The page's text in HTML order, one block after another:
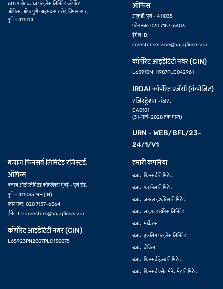
6th फ्लोर बजाज फाइनेंस लिमिटेड कॉर्पोरेट
ऑफिस, ऑफ पुणे-अहमदनगर रोड, विमान नगर,
पुणे - 411014
ऑफिस
आकुर्डी, पुणे - 411035
फोन नंबर: 020 7157-6403
ईमेल ID:
investor.service@bajajfinserv.in
कॉर्पोरेट आइडेंटिटी नंबर (CIN)
L65910MH1987PLC042961
IRDAI कॉर्पोरेट एजेंसी (कंपोजिट)
रजिस्ट्रेशन नंबर.
CA0101
(31-मार्च-2028 तक मान्य)
URN - WEB/BFL/23-
24/1/V1
बजाज फिनसर्व लिमिटेड रजिस्टर्ड.
ऑफिस
बजाज ऑटो लिमिटेड कॉम्प्लेक्स मुंबई - पुणे रोड,
पुणे - 411035 MH (IN)
फोन नंबर: 020 7157-6064
ईमेल ID: investors@bajajfinserv.in
कॉर्पोरेट आइडेंटिटी नंबर (CIN)
L65923PN2007PLC130075
हमारी कंपनियां
बजाज फिनसर्व लिमिटेड.
बजाज फाइनेंस लिमिटेड.
बजाज जनरल इंश्योरेंस लिमिटेड
बजाज लाइफ इंश्योरेंस लिमिटेड
बजाज मार्केट्स
बजाज हाउसिंग फाइनेंस लिमिटेड.
बजाज ब्रोकिंग
बजाज फिनसर्व हेल्थ लिमिटेड.
बजाज फिनसर्व एसेट मैनेजमेंट लिमिटेड.